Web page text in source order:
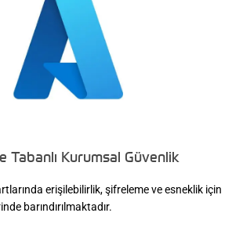
Tabanlı Kurumsal Güvenlik
erişilebilirlik, şifreleme ve esneklik için
barındırılmaktadır.